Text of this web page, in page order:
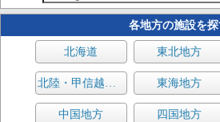
各地方の施設を
北海道 東北地方
北陸・甲信越地方 東海地方
中国地方 四国地方